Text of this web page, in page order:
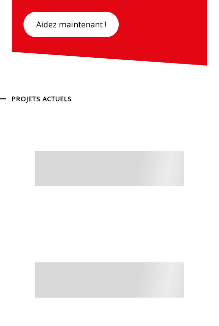
Aidez maintenant !
PROJETS ACTUELS